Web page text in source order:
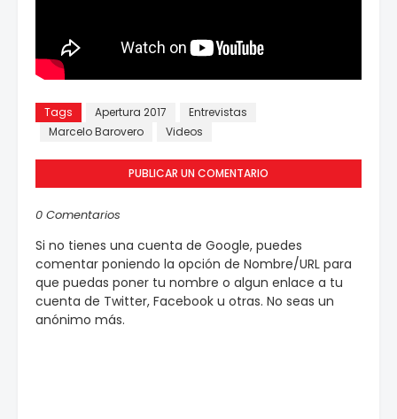
Tags Apertura 2017
Entrevistas
Marcelo Barovero
Videos
PUBLICAR UN COMENTARIO
0 Comentarios
Si no tienes una cuenta de Google, puedes
comentar poniendo la opción de Nombre/URL para
que puedas poner tu nombre o algun enlace a tu
cuenta de Twitter, Facebook u otras. No seas un
anónimo más.